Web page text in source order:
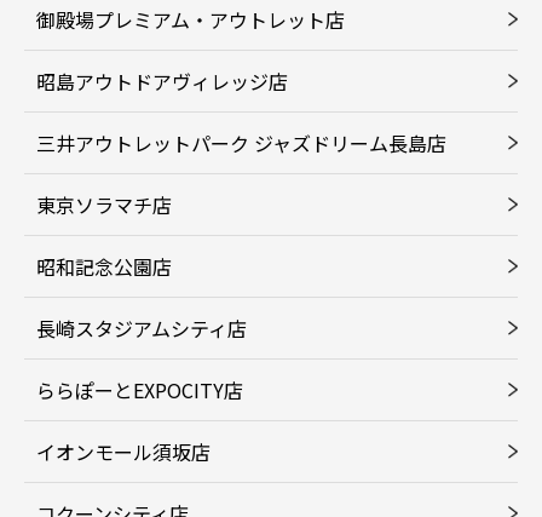
御殿場プレミアム・アウトレット店
昭島アウトドアヴィレッジ店
三井アウトレットパーク ジャズドリーム長島店
東京ソラマチ店
昭和記念公園店
長崎スタジアムシティ店
ららぽーとEXPOCITY店
イオンモール須坂店